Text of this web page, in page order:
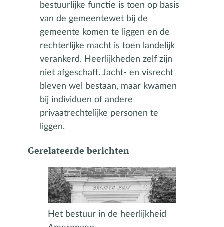
bestuurlijke functie is toen op basis
van de gemeentewet bij de
gemeente komen te liggen en de
rechterlijke macht is toen landelijk
verankerd. Heerlijkheden zelf zijn
niet afgeschaft. Jacht- en visrecht
bleven wel bestaan, maar kwamen
bij individuen of andere
privaatrechtelijke personen te
liggen.
Gerelateerde berichten
Het bestuur in de heerlijkheid